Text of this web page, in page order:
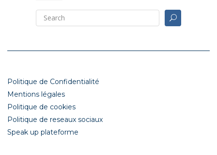
Politique de Confidentialité
Mentions légales
Politique de cookies
Politique de reseaux sociaux
Speak up plateforme